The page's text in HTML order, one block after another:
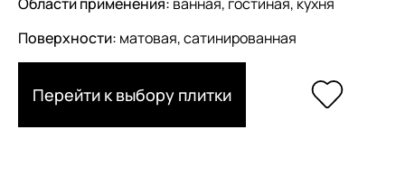
Поверхности: матовая, сатинированная
Перейти к выбору плитки